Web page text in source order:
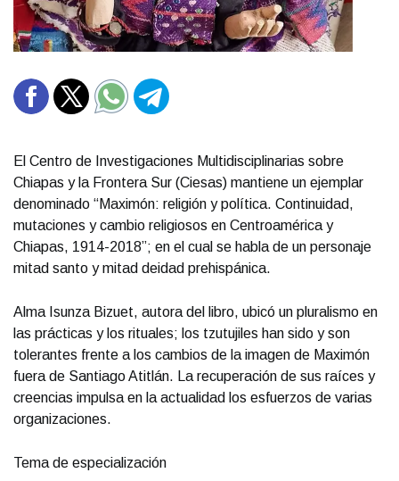
El Centro de Investigaciones Multidisciplinarias sobre
Chiapas y la Frontera Sur (Ciesas) mantiene un ejemplar
denominado “Maximón: religión y política. Continuidad,
mutaciones y cambio religiosos en Centroamérica y
Chiapas, 1914-2018”; en el cual se habla de un personaje
mitad santo y mitad deidad prehispánica.
Alma Isunza Bizuet, autora del libro, ubicó un pluralismo en
las prácticas y los rituales; los tzutujiles han sido y son
tolerantes frente a los cambios de la imagen de Maximón
fuera de Santiago Atitlán. La recuperación de sus raíces y
creencias impulsa en la actualidad los esfuerzos de varias
organizaciones.
Tema de especialización